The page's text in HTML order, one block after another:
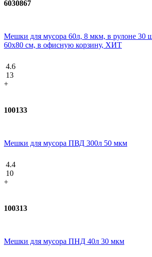
6030867
Мешки для мусора 60л, 8 мкм, в рулоне 30
60х80 см, в офисную корзину, ХИТ
4.6
13
+
100133
Мешки для мусора ПВД 300л 50 мкм
4.4
10
+
100313
Мешки для мусора ПНД 40л 30 мкм